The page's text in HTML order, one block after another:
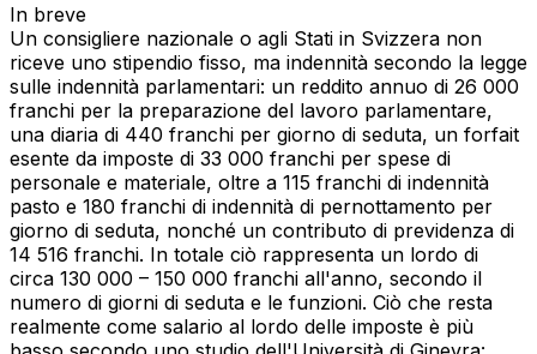
In breve
Un consigliere nazionale o agli Stati in Svizzera non
riceve uno stipendio fisso, ma indennità secondo la legge
sulle indennità parlamentari: un reddito annuo di 26 000
franchi per la preparazione del lavoro parlamentare,
una diaria di 440 franchi per giorno di seduta, un forfait
esente da imposte di 33 000 franchi per spese di
personale e materiale, oltre a 115 franchi di indennità
pasto e 180 franchi di indennità di pernottamento per
giorno di seduta, nonché un contributo di previdenza di
14 516 franchi. In totale ciò rappresenta un lordo di
circa 130 000 – 150 000 franchi all'anno, secondo il
numero di giorni di seduta e le funzioni. Ciò che resta
realmente come salario al lordo delle imposte è più